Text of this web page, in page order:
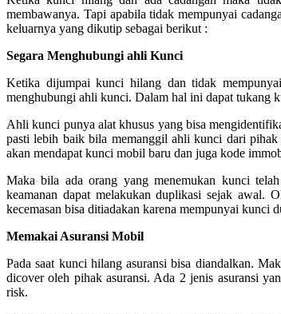
membawanya. Tapi apabila tidak mempunyai
keluarnya yang dikutip sebagai berikut :
Segara Menghubungi ahli Kunci
Ketika dijumpai kunci hilang dan tidak
menghubungi ahli kunci. Dalam hal ini dapat tukang
Ahli kunci punya alat khusus yang bisa
pasti lebih baik bila memanggil ahli kunci dari
akan mendapat kunci mobil baru dan juga kode
Maka bila ada orang yang menemukan kunci
keamanan dapat melakukan duplikasi sejak awal.
kecemasan bisa ditiadakan karena mempunyai kunci
Memakai Asuransi Mobil
Pada saat kunci hilang asuransi bisa diandalkan.
dicover oleh pihak asuransi. Ada 2 jenis asuransi
risk.